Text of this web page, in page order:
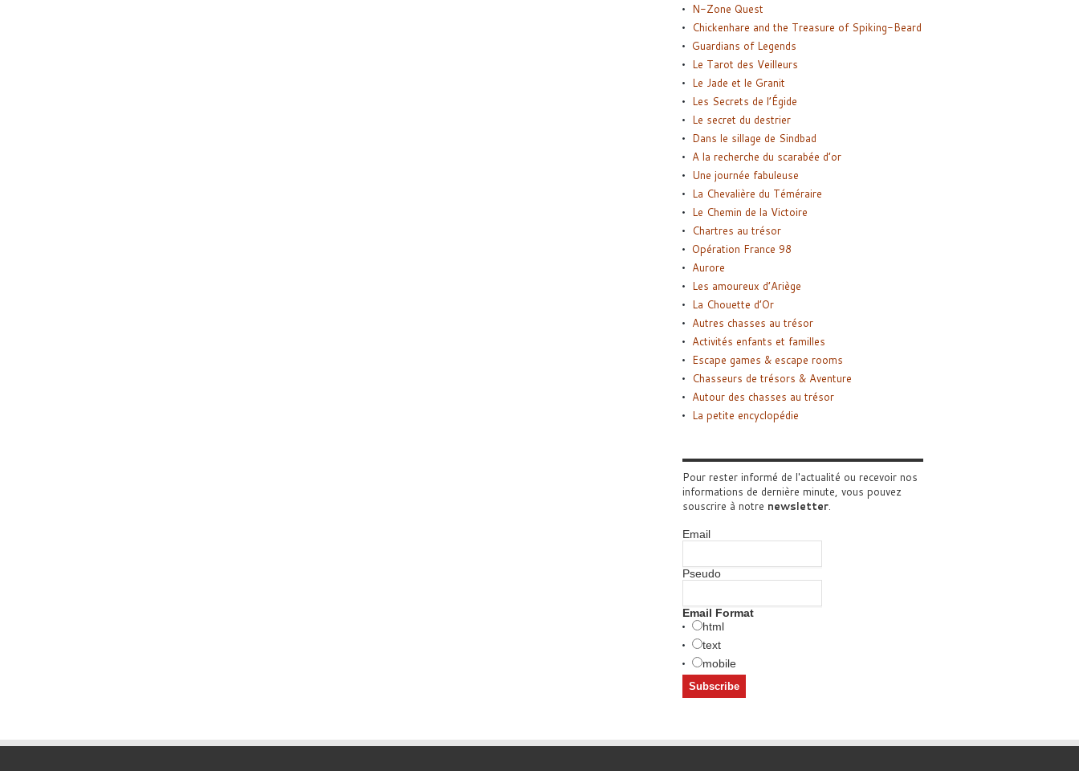
N-Zone Quest
Chickenhare and the Treasure of Spiking-Beard
Guardians of Legends
Le Tarot des Veilleurs
Le Jade et le Granit
Les Secrets de l’Égide
Le secret du destrier
Dans le sillage de Sindbad
A la recherche du scarabée d’or
Une journée fabuleuse
La Chevalière du Téméraire
Le Chemin de la Victoire
Chartres au trésor
Opération France 98
Aurore
Les amoureux d’Ariège
La Chouette d’Or
Autres chasses au trésor
Activités enfants et familles
Escape games & escape rooms
Chasseurs de trésors & Aventure
Autour des chasses au trésor
La petite encyclopédie
Pour rester informé de l'actualité ou recevoir nos
informations de dernière minute, vous pouvez
souscrire à notre newsletter.
Email
Pseudo
Email Format
html
text
mobile